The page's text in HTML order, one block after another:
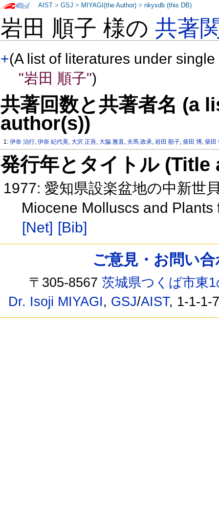
岩田 順子 様の共著
+(A list of literatures under
"岩田 順子")
共著回数と共著者名 (a
author(s))
1:伊奈 治行,伊奈 紀代美,大沢 正吾,大脇 雅直, 夫馬 政承,岩田 順子,柴田 博,柴田
発行年とタイトル
1977: 愛知県設楽盆地の中新世
Miocene Molluscs and
[Net] [Bib]
AIST >GSJ > MIYAGI(the Author) >nkysdb (this DB)
ご意見・お問い
〒305-8567茨城県つくば市東
Dr. Isoji MIYAGI, GSJ/AIST, 1-1-1-